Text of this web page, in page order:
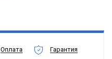
Оплата Гарантия